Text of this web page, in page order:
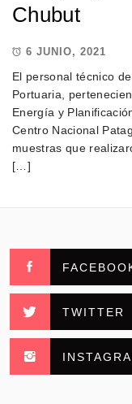
Chubut
6 JUNIO, 2021
El personal técnico
Portuaria,
Energía y
Centro Nacional
muestras que
[…]
TWITTER